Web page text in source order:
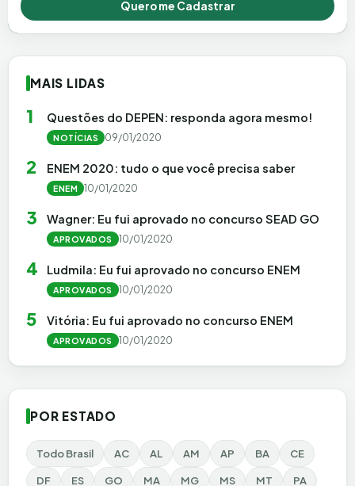
Quero me Cadastrar
MAIS LIDAS
1 Questões do DEPEN: responda agora mesmo!
NOTÍCIAS 09/01/2020
2 ENEM 2020: tudo o que você precisa saber
ENEM 10/01/2020
3 Wagner: Eu fui aprovado no concurso SEAD GO
APROVADOS 10/01/2020
4 Ludmila: Eu fui aprovado no concurso ENEM
APROVADOS 10/01/2020
5 Vitória: Eu fui aprovado no concurso ENEM
APROVADOS 10/01/2020
POR ESTADO
Todo Brasil AC AL AM AP BA CE
DF ES GO MA MG MS MT PA